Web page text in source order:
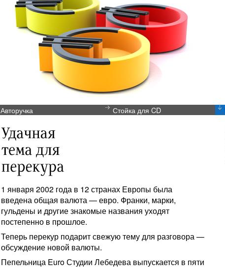
Авторучка Стойка для CD
1 января 2002 года в 12 странах Европы была
введена общая валюта — евро. Франки, марки,
гульдены и другие знакомые названия уходят
постепенно в прошлое.
Теперь перекур подарит свежую тему для разговора —
обсуждение новой валюты.
Пепельница Euro Студии Лебедева выпускается в пяти